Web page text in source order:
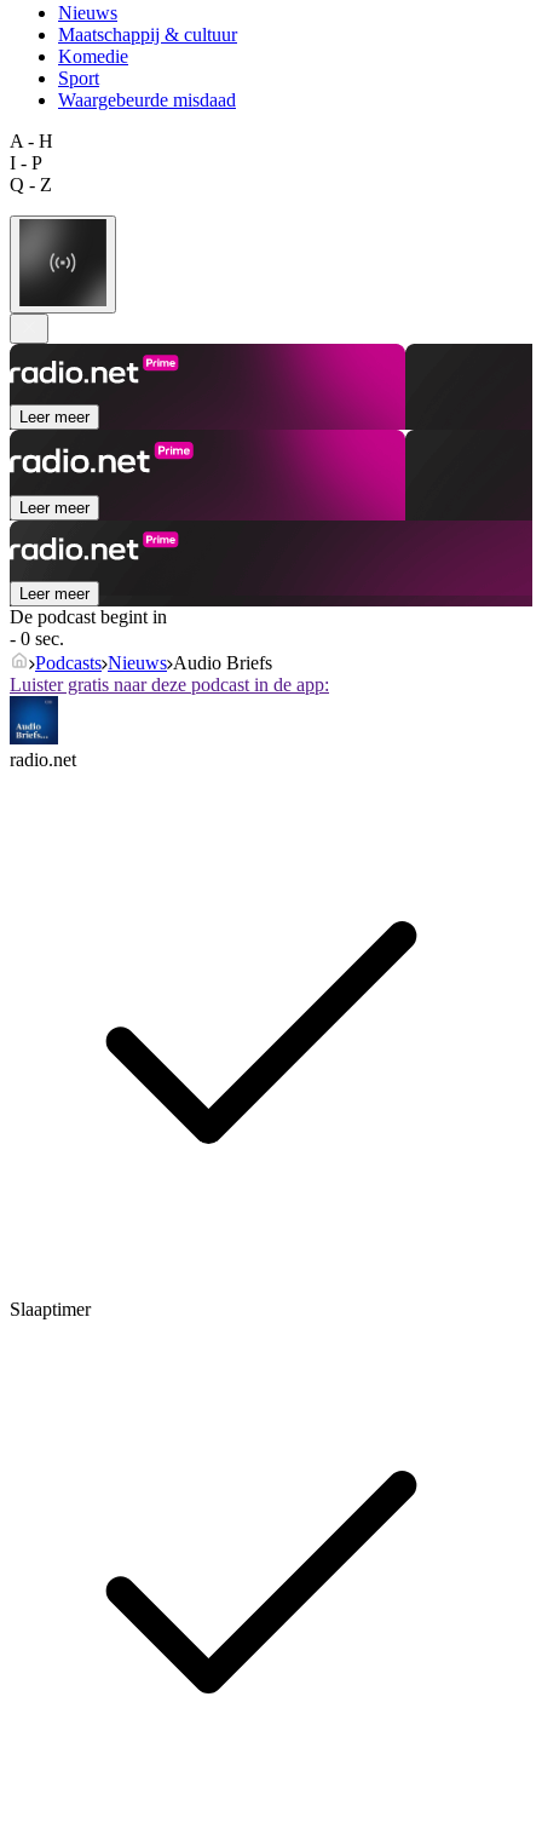
Nieuws
Maatschappij & cultuur
Komedie
Sport
Waargebeurde misdaad
A - H
I - P
Q - Z
Leer meer
Leer meer
Leer meer
De podcast begint in
- 0 sec.
Podcasts Nieuws Audio Briefs
Luister gratis naar deze podcast in de app:
radio.net
Slaaptimer